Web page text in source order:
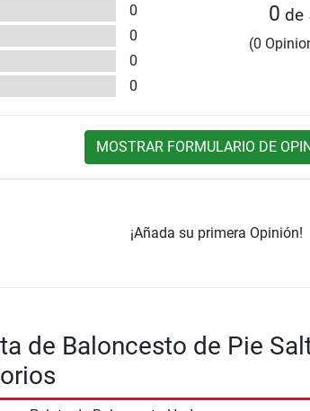
0
0
0
0
0 de
(0
MOSTRAR FORMULARIO DE
¡Añada su primera Opinión!
de Baloncesto de Pie